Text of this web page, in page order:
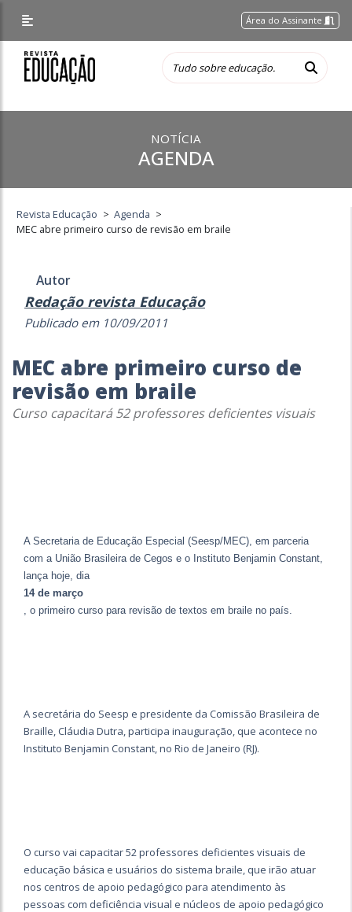
Área do Assinante
NOTÍCIA
AGENDA
Revista Educação > Agenda >
MEC abre primeiro curso de revisão em braile
Autor
Redação revista Educação
Publicado em 10/09/2011
MEC abre primeiro curso de
revisão em braile
Curso capacitará 52 professores deficientes visuais
A Secretaria de Educação Especial (Seesp/MEC), em parceria
com a União Brasileira de Cegos e o Instituto Benjamin Constant,
lança hoje, dia
14 de março
, o primeiro curso para revisão de textos em braile no país.
A secretária do Seesp e presidente da Comissão Brasileira de
Braille, Cláudia Dutra, participa inauguração, que acontece no
Instituto Benjamin Constant, no Rio de Janeiro (RJ).
O curso vai capacitar 52 professores deficientes visuais de
educação básica e usuários do sistema braile, que irão atuar
nos centros de apoio pedagógico para atendimento às
pessoas com deficiência visual e núcleos de apoio pedagógico